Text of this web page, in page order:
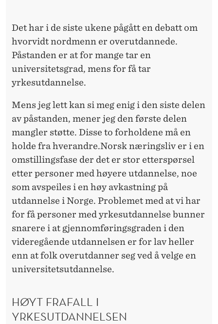
Det har i de siste ukene pågått en debatt om
hvorvidt nordmenn er overutdannede.
Påstanden er at for mange tar en
universitetsgrad, mens for få tar
yrkesutdannelse.
Mens jeg lett kan si meg enig i den siste delen
av påstanden, mener jeg den første delen
mangler støtte. Disse to forholdene må en
holde fra hverandre.Norsk næringsliv er i en
omstillingsfase der det er stor etterspørsel
etter personer med høyere utdannelse, noe
som avspeiles i en høy avkastning på
utdannelse i Norge. Problemet med at vi har
for få personer med yrkesutdannelse bunner
snarere i at gjennomføringsgraden i den
videregående utdannelsen er for lav heller
enn at folk overutdanner seg ved å velge en
universitetsutdannelse.
HØYT FRAFALL I
YRKESUTDANNELSEN